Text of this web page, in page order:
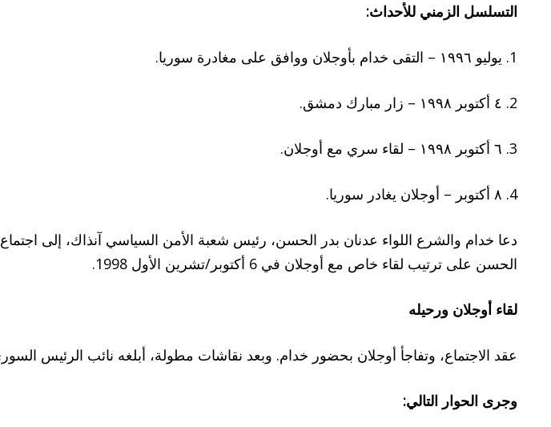
التسلسل الزمني للأحداث:
1. يوليو ١٩٩٦ – التقى خدام بأوجلان ووافق على مغادرة سوريا.
2. ٤ أكتوبر ١٩٩٨ – زار مبارك دمشق.
3. ٦ أكتوبر ١٩٩٨ – لقاء سري مع أوجلان.
4. ٨ أكتوبر – أوجلان يغادر سوريا.
دعا خدام والشرع اللواء عدنان بدر الحسن، رئيس شعبة الأمن السياسي آنذاك، إلى
الحسن على ترتيب لقاء خاص مع أوجلان في 6 أكتوبر/تشرين الأول 1998.
لقاء أوجلان ورحيله
عقد الاجتماع، وتفاجأ أوجلان بحضور خدام. وبعد نقاشات مطولة، أبلغه نائب الرئيس
وجرى الحوار التالي: